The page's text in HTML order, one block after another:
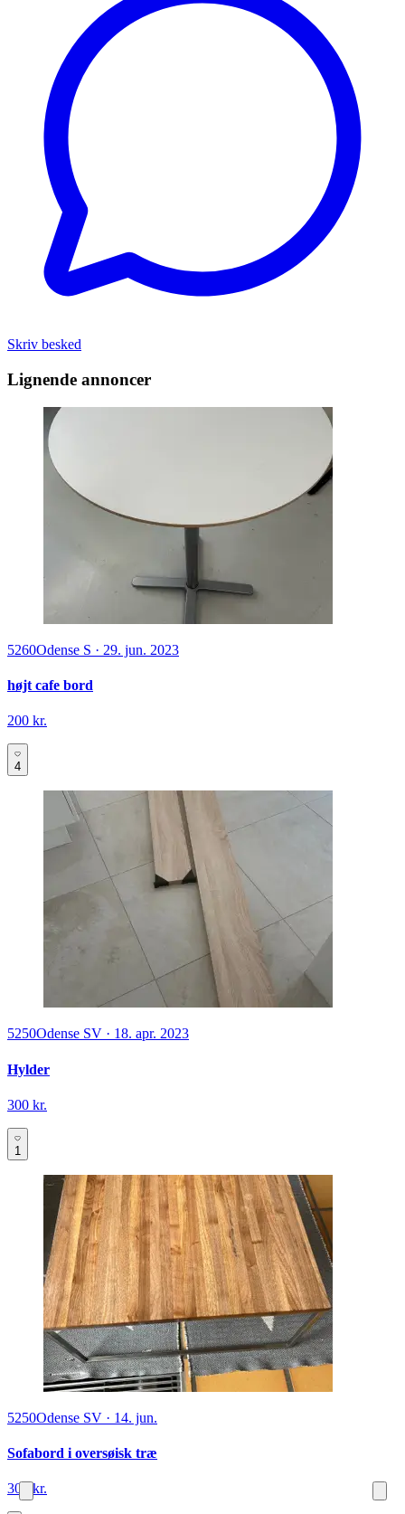
Skriv besked
Lignende annoncer
5260Odense S · 29. jun. 2023
højt cafe bord
200 kr.
4
5250Odense SV · 18. apr. 2023
Hylder
300 kr.
1
5250Odense SV · 14. jun.
Sofabord i oversøisk træ
300 kr.